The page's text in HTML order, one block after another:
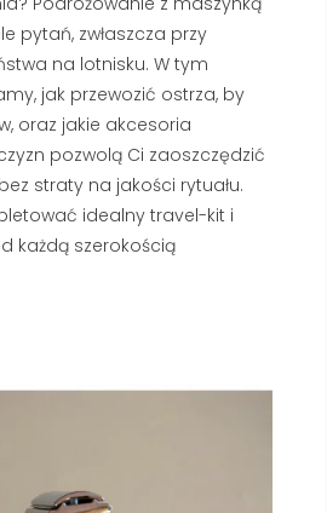
pytań, zwłaszcza przy
na lotnisku. W tym
jak przewozić ostrza, by
oraz jakie akcesoria
pozwolą Ci zaoszczędzić
straty na jakości rytuału.
idealny travel-kit i
każdą szerokością